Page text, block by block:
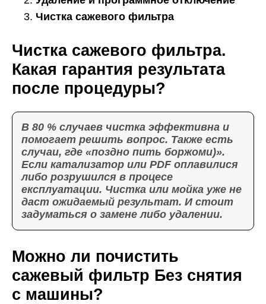
Чистка сажевого фильтра
Чистка сажевого фильтра.
Какая гарантия результата
после процедуры?
В 80 % случаев чистка эффективна и
помогает решить вопрос. Также есть
случаи, где «поздно пить боржоми)».
Если катализатор или PDF оплавилися
либо розрушился в процесе
експлуатации. Чистка или мойка уже не
даст ожидаемый результат. И стоит
задуматься о замене либо удалении.
Можно ли почистить
сажевый фильтр Без снятия
с машины?